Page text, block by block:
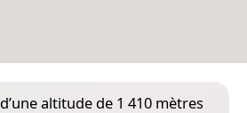
d’une altitude de 1 410 mètres